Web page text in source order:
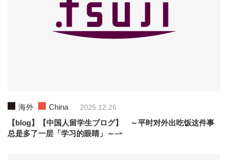
海外 China 2025.12.26
【blog】【中国人留学生ブログ】 ～平时对外出吃饭这件事
总是多了一层「学习的眼睛」～